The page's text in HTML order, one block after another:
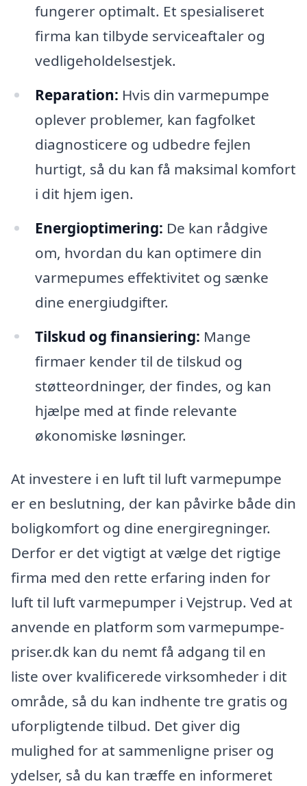
fungerer optimalt. Et spesialiseret
firma kan tilbyde serviceaftaler og
vedligeholdelsestjek.
Reparation: Hvis din varmepumpe
oplever problemer, kan fagfolket
diagnosticere og udbedre fejlen
hurtigt, så du kan få maksimal komfort
i dit hjem igen.
Energioptimering: De kan rådgive
om, hvordan du kan optimere din
varmepumes effektivitet og sænke
dine energiudgifter.
Tilskud og finansiering: Mange
firmaer kender til de tilskud og
støtteordninger, der findes, og kan
hjælpe med at finde relevante
økonomiske løsninger.
At investere i en luft til luft varmepumpe
er en beslutning, der kan påvirke både din
boligkomfort og dine energiregninger.
Derfor er det vigtigt at vælge det rigtige
firma med den rette erfaring inden for
luft til luft varmepumper i Vejstrup. Ved at
anvende en platform som varmepumpe-
priser.dk kan du nemt få adgang til en
liste over kvalificerede virksomheder i dit
område, så du kan indhente tre gratis og
uforpligtende tilbud. Det giver dig
mulighed for at sammenligne priser og
ydelser, så du kan træffe en informeret